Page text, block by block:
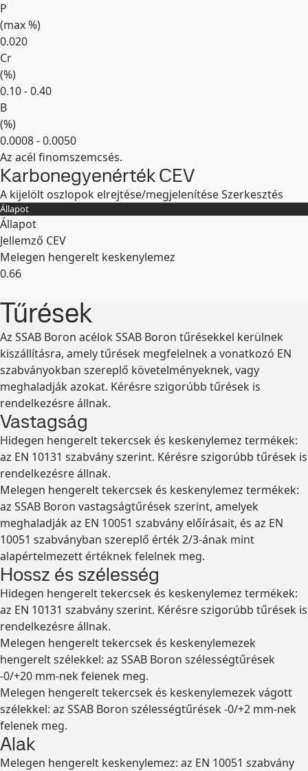
P
(max%)
0.020
Cr
(%)
0.10 - 0.40
B
(%)
0.0008 - 0.0050
Kibontás
Az acél finomszemcsés.
Karbonegyenérték CEV
A kijelölt oszlopok elrejtése/megjelenítéseSzerkesztés
Állapot
Állapot
Jellemző CEV
Melegen hengerelt keskenylemez
0.66
Tűrések
Az SSAB Boron acélok SSAB Boron tűrésekkel kerülnek
kiszállításra, amely tűrések megfelelnek a vonatkozó EN
szabványokban szereplő követelményeknek, vagy
meghaladják azokat. Kérésre szigorúbb tűrések is
rendelkezésre állnak.
Vastagság
Hidegen hengerelt tekercsek és keskenylemez termékek:
az EN 10131 szabvány szerint. Kérésre szigorúbb tűrések is
rendelkezésre állnak.
Melegen hengerelt tekercsek és keskenylemez termékek:
az SSAB Boron vastagságtűrések szerint, amelyek
meghaladják az EN 10051 szabvány előírásait, és az EN
10051 szabványban szereplő érték 2/3-ának mint
alapértelmezett értéknek felelnek meg.
Hossz és szélesség
Hidegen hengerelt tekercsek és keskenylemez termékek:
az EN 10131 szabvány szerint. Kérésre szigorúbb tűrések is
rendelkezésre állnak.
Melegen hengerelt tekercsek és keskenylemezek
hengerelt szélekkel: az SSAB Boron szélességtűrések
-0/+20 mm-nek felenek meg.
Melegen hengerelt tekercsek és keskenylemezek vágott
szélekkel: az SSAB Boron szélességtűrések -0/+2 mm-nek
felenek meg.
Alak
Melegen hengerelt keskenylemez: az EN 10051 szabvány